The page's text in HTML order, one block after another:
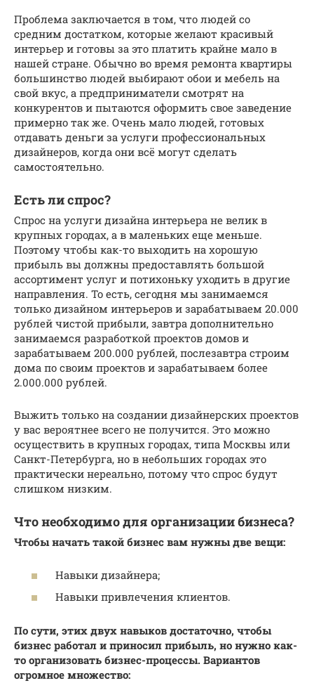
Проблема заключается в том, что людей со
средним достатком, которые желают красивый
интерьер и готовы за это платить крайне мало в
нашей стране. Обычно во время ремонта квартиры
большинство людей выбирают обои и мебель на
свой вкус, а предприниматели смотрят на
конкурентов и пытаются оформить свое заведение
примерно так же. Очень мало людей, готовых
отдавать деньги за услуги профессиональных
дизайнеров, когда они всё могут сделать
самостоятельно.
Есть ли спрос?
Спрос на услуги дизайна интерьера не велик в
крупных городах, а в маленьких еще меньше.
Поэтому чтобы как-то выходить на хорошую
прибыль вы должны предоставлять большой
ассортимент услуг и потихоньку уходить в другие
направления. То есть, сегодня мы занимаемся
только дизайном интерьеров и зарабатываем 20.000
рублей чистой прибыли, завтра дополнительно
занимаемся разработкой проектов домов и
зарабатываем 200.000 рублей, послезавтра строим
дома по своим проектов и зарабатываем более
2.000.000 рублей.
Выжить только на создании дизайнерских проектов
у вас вероятнее всего не получится. Это можно
осуществить в крупных городах, типа Москвы или
Санкт-Петербурга, но в небольших городах это
практически нереально, потому что спрос будут
слишком низким.
Что необходимо для организации бизнеса?
Чтобы начать такой бизнес вам нужны две вещи:
Навыки дизайнера;
Навыки привлечения клиентов.
По сути, этих двух навыков достаточно, чтобы
бизнес работал и приносил прибыль, но нужно как-
то организовать бизнес-процессы. Вариантов
огромное множество: